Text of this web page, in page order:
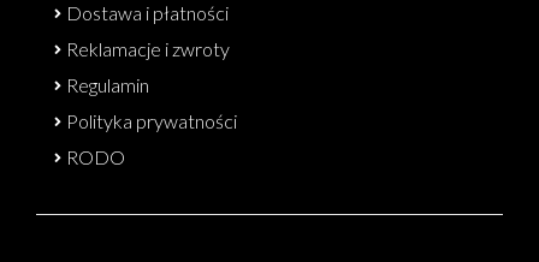
Dostawa i płatności
Reklamacje i zwroty
Regulamin
Polityka prywatności
RODO